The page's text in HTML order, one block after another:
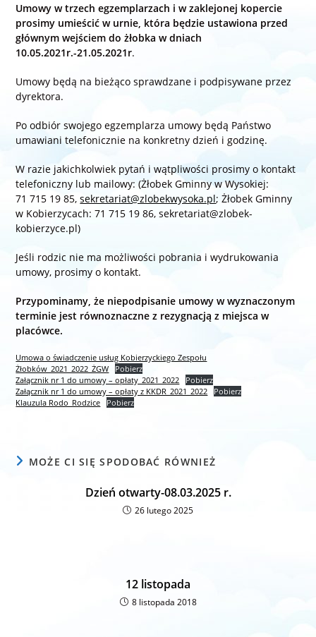
Umowy w trzech egzemplarzach i w zaklejonej kopercie
prosimy umieścić w urnie, która będzie ustawiona przed
głównym wejściem do żłobka w dniach
10.05.2021r.-21.05.2021r.
Umowy będą na bieżąco sprawdzane i podpisywane przez
dyrektora.
Po odbiór swojego egzemplarza umowy będą Państwo
umawiani telefonicznie na konkretny dzień i godzinę.
W razie jakichkolwiek pytań i wątpliwości prosimy o kontakt
telefoniczny lub mailowy: (Żłobek Gminny w Wysokiej:
71 715 19 85,sekretariat@zlobekwysoka.pl; Żłobek Gminny
w Kobierzycach: 71 715 19 86, sekretariat@zlobek-
kobierzyce.pl)
Jeśli rodzic nie ma możliwości pobrania i wydrukowania
umowy, prosimy o kontakt.
Przypominamy, że niepodpisanie umowy w wyznaczonym
terminie jest równoznaczne z rezygnacją z miejsca w
placówce.
Umowa o świadczenie usług Kobierzyckiego Zespołu
Żłobków_2021_2022_ŻGW
Pobierz
Załącznik nr 1 do umowy – opłaty_2021_2022
Pobierz
Załącznik nr 1 do umowy – opłaty z KKDR_2021_2022
Pobierz
Klauzula Rodo_Rodzice
Pobierz
MOŻE CI SIĘ SPODOBAĆ RÓWNIEŻ
Dzień otwarty-08.03.2025 r.
26 lutego 2025
12 listopada
8 listopada 2018